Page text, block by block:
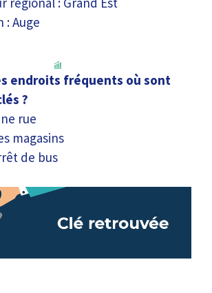
: Auge
endroits fréquents où sont
?
rue
magasins
de bus